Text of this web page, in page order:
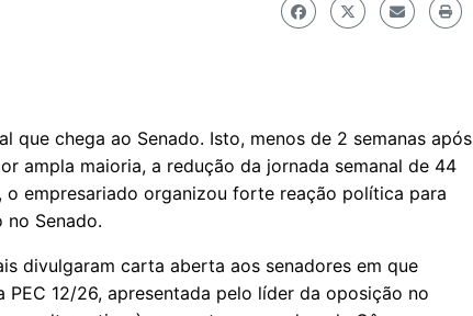
que chega ao Senado. Isto, menos de 2 semanas após
ampla maioria, a redução da jornada semanal de 44
o empresariado organizou forte reação política para
Senado.
divulgaram carta aberta aos senadores em que
12/26, apresentada pelo líder da oposição no